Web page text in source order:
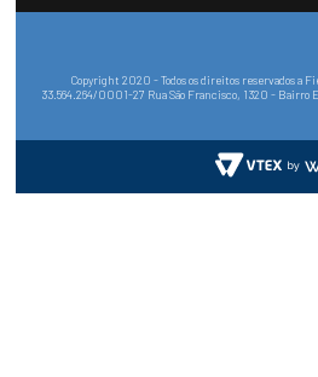
Copyright 2020 - Todos os direitos reservados a
33.564.264/0001-27 Rua São Francisco, 1320 - Bairro